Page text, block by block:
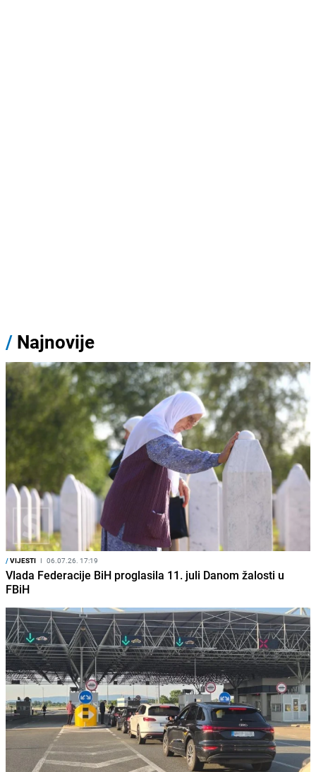
/ Najnovije
/VIJESTI I 06.07.26. 17:19
Vlada Federacije BiH proglasila 11. juli Danom žalosti u
FBiH